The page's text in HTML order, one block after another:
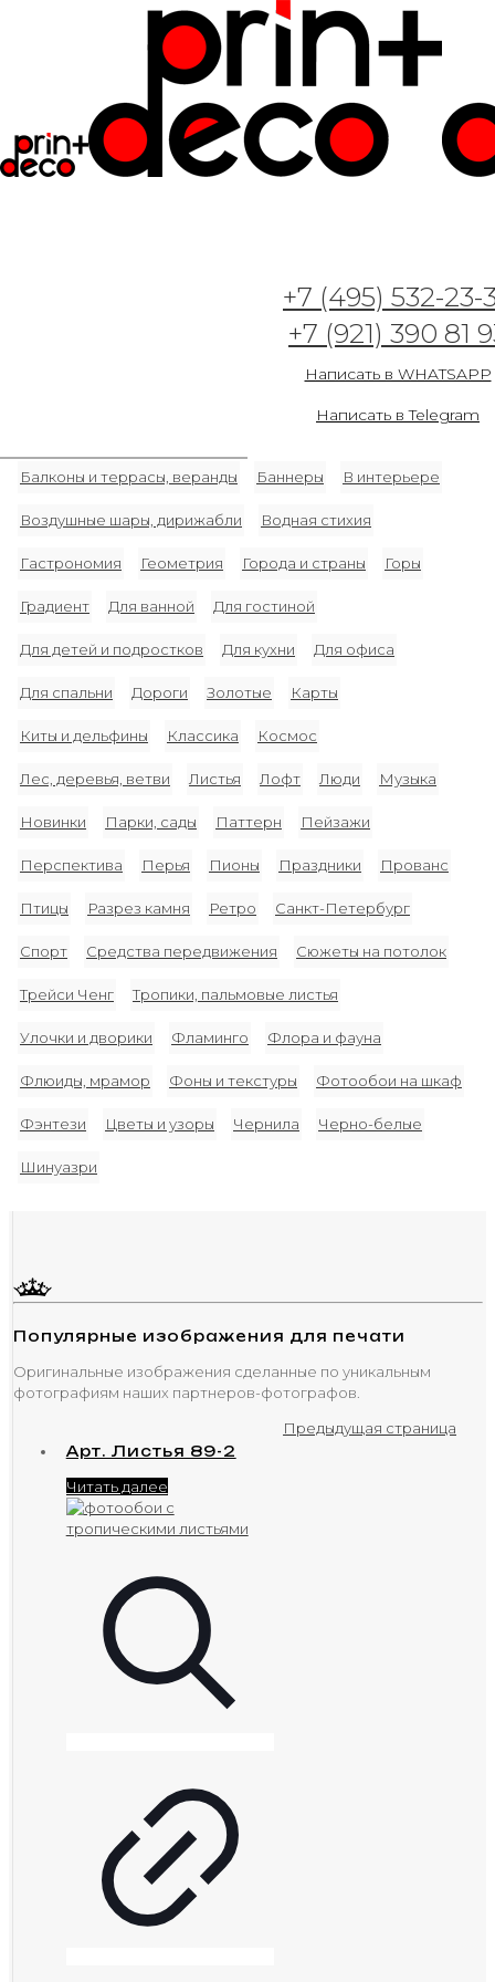
+7 (495) 532-23-
+7 (921) 390 81
Написать в WHATSAPP
Написать в Telegram
Балконы и террасы, веранды Баннеры В интерьере
Воздушные шары, дирижабли Водная стихия
Гастрономия Геометрия Города и страны Горы
Градиент Для ванной Для гостиной
Для детей и подростков Для кухни Для офиса
Для спальни Дороги Золотые Карты
Киты и дельфины Классика Космос
Лес, деревья, ветви Листья Лофт Люди Музыка
Новинки Парки, сады Паттерн Пейзажи
Перспектива Перья Пионы Праздники Прованс
Птицы Разрез камня Ретро Санкт-Петербург
Спорт Средства передвижения Сюжеты на потолок
Трейси Ченг Тропики, пальмовые листья
Улочки и дворики Фламинго Флора и фауна
Флюиды, мрамор Фоны и текстуры Фотообои на шкаф
Фэнтези Цветы и узоры Чернила Черно-белые
Шинуазри
Популярные изображения для печати
Оригинальные изображения сделанные по уникальным
фотографиям наших партнеров-фотографов.
Арт. Листья 89-2
Читать далее
Предыдущая страница